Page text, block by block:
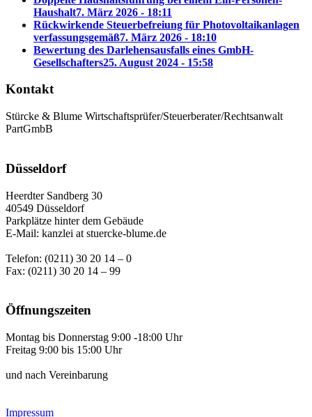
Haushalt7. März 2026 - 18:11
Rückwirkende Steuerbefreiung für Photovoltaikanlagen
verfassungsgemäß7. März 2026 - 18:10
Bewertung des Darlehensausfalls eines GmbH-
Gesellschafters25. August 2024 - 15:58
Kontakt
Stürcke & Blume Wirtschaftsprüfer/Steuerberater/Rechtsanwalt
PartGmbB
Düsseldorf
Heerdter Sandberg 30
40549 Düsseldorf
Parkplätze hinter dem Gebäude
E-Mail: kanzlei at stuercke-blume.de
Telefon: (0211) 30 20 14 – 0
Fax: (0211) 30 20 14 – 99
Öffnungszeiten
Montag bis Donnerstag 9:00 -18:00 Uhr
Freitag 9:00 bis 15:00 Uhr
und nach Vereinbarung
Impressum